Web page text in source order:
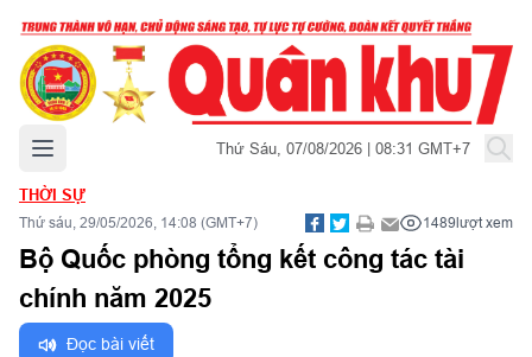
Mở menu chính Thứ Sáu, 07/08/2026 | 08:31 GMT+7
THỜI SỰ
Thứ sáu, 29/05/2026, 14:08 (GMT+7) 1489lượt xem
Bộ Quốc phòng tổng kết công tác tài
chính năm 2025
Đọc bài viết